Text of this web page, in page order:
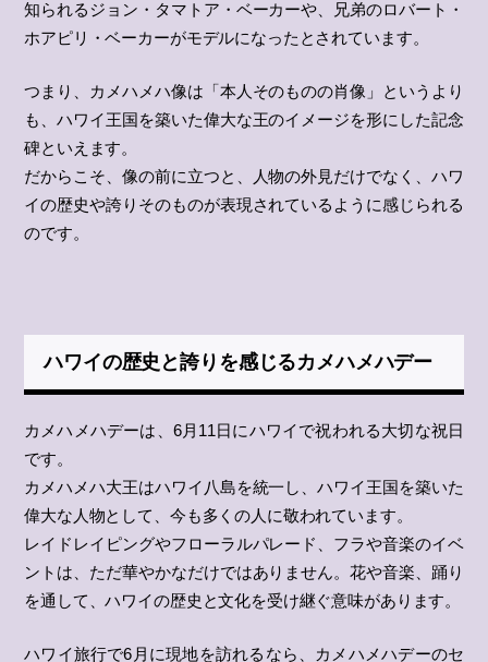
知られるジョン・タマトア・ベーカーや、兄弟のロバート・
ホアピリ・ベーカーがモデルになったとされています。
つまり、カメハメハ像は「本人そのものの肖像」というより
も、ハワイ王国を築いた偉大な王のイメージを形にした記念
碑といえます。
だからこそ、像の前に立つと、人物の外見だけでなく、ハワ
イの歴史や誇りそのものが表現されているように感じられる
のです。
ハワイの歴史と誇りを感じるカメハメハデー
カメハメハデーは、6月11日にハワイで祝われる大切な祝日
です。
カメハメハ大王はハワイ八島を統一し、ハワイ王国を築いた
偉大な人物として、今も多くの人に敬われています。
レイドレイピングやフローラルパレード、フラや音楽のイベ
ントは、ただ華やかなだけではありません。花や音楽、踊り
を通して、ハワイの歴史と文化を受け継ぐ意味があります。
ハワイ旅行で6月に現地を訪れるなら、カメハメハデーのセ